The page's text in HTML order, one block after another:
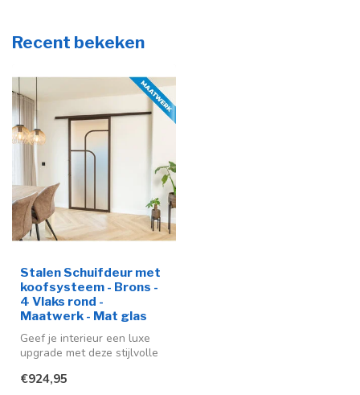
Recent bekeken
Stalen Schuifdeur met
koofsysteem - Brons -
4 Vlaks rond -
Maatwerk - Mat glas
Geef je interieur een luxe
upgrade met deze stijlvolle
€924,95